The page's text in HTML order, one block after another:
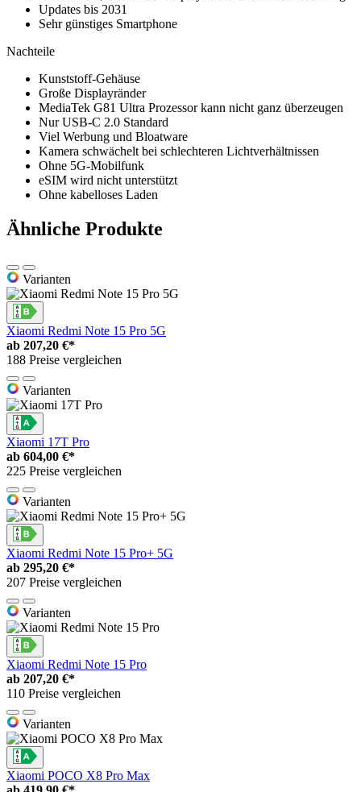
Updates bis 2031
Sehr günstiges Smartphone
Nachteile
Kunststoff-Gehäuse
Große Displayränder
MediaTek G81 Ultra Prozessor kann nicht ganz überzeugen
Nur USB-C 2.0 Standard
Viel Werbung und Bloatware
Kamera schwächelt bei schlechteren Lichtverhältnissen
Ohne 5G-Mobilfunk
eSIM wird nicht unterstützt
Ohne kabelloses Laden
Ähnliche Produkte
Varianten
Xiaomi Redmi Note 15 Pro 5G
ab 207,20 €*
188 Preise vergleichen
Varianten
Xiaomi 17T Pro
ab 604,00 €*
225 Preise vergleichen
Varianten
Xiaomi Redmi Note 15 Pro+ 5G
ab 295,20 €*
207 Preise vergleichen
Varianten
Xiaomi Redmi Note 15 Pro
ab 207,20 €*
110 Preise vergleichen
Varianten
Xiaomi POCO X8 Pro Max